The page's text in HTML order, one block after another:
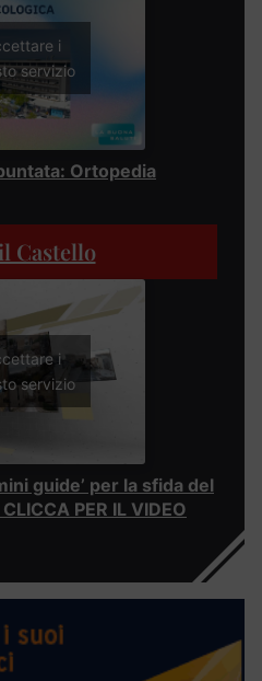
i
servizio
Ortopedia
Castello
i
servizio
guide’ per la sfida del
PER IL VIDEO